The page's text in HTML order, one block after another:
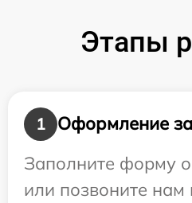
Этапы
1
Оформление
Заполните форму
или позвоните нам